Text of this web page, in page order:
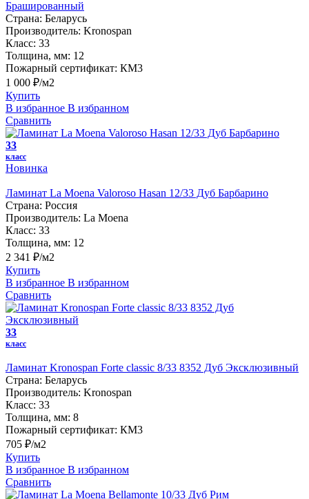
Брашированный
Страна: Беларусь
Производитель: Kronospan
Класс: 33
Толщина, мм: 12
Пожарный сертификат: КМ3
1 000 ₽/м2
Купить
В избранное В избранном
Сравнить
33
класс
Новинка
Ламинат La Moena Valoroso Hasan 12/33 Дуб Барбарино
Страна: Россия
Производитель: La Moena
Класс: 33
Толщина, мм: 12
2 341 ₽/м2
Купить
В избранное В избранном
Сравнить
33
класс
Ламинат Kronospan Forte classic 8/33 8352 Дуб Эксклюзивный
Страна: Беларусь
Производитель: Kronospan
Класс: 33
Толщина, мм: 8
Пожарный сертификат: КМ3
705 ₽/м2
Купить
В избранное В избранном
Сравнить